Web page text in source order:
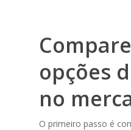
opções
no
O primeiro passo é